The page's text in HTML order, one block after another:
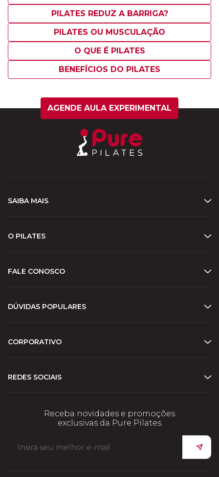
PILATES REDUZ A BARRIGA?
PILATES OU MUSCULAÇÃO
O QUE É PILATES
BENEFÍCIOS DO PILATES
AGENDE AULA EXPERIMENTAL
SAIBA MAIS
O PILATES
FALE CONOSCO
DÚVIDAS POPULARES
CORPORATIVO
REDES SOCIAIS
Receba novidades e promoções
exclusivas da Pure Pilates